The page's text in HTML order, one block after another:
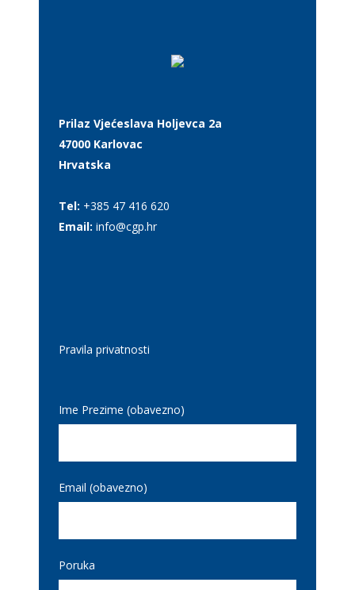
Prilaz Vjećeslava Holjevca 2a
47000 Karlovac
Hrvatska
Tel: +385 47 416 620
Email: info@cgp.hr
Pravila privatnosti
Ime Prezime (obavezno)
Email (obavezno)
Poruka